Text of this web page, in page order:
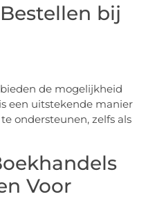
bij
de mogelijkheid
een uitstekende manier
ondersteunen, zelfs als
Voor